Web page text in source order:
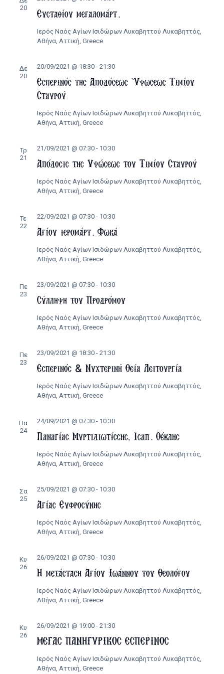
20
Ευσταθίου μεγαλομάρτ.
Ιερός Ναός Αγίων Ισιδώρων Λυκαβηττού Λυκαβηττός,
Αθήνα, Αττική, Greece
Δε
20
Εσπερινός της Αποδόσεως Ύψωσεως Τιμίου
Σταυρού
20/09/2021 @ 18:30- 21:30
Ιερός Ναός Αγίων Ισιδώρων Λυκαβηττού Λυκαβηττός,
Αθήνα, Αττική, Greece
Τρ
21
Απόδοσις της Υψώσεως του Τιμίου Σταυρού
21/09/2021 @ 07:30- 10:30
Ιερός Ναός Αγίων Ισιδώρων Λυκαβηττού Λυκαβηττός,
Αθήνα, Αττική, Greece
Τε
22
Αγίου ιερομάρτ. Φωκά
22/09/2021 @ 07:30- 10:30
Ιερός Ναός Αγίων Ισιδώρων Λυκαβηττού Λυκαβηττός,
Αθήνα, Αττική, Greece
Πε
23
Σύλληψη του Προδρόμου
23/09/2021 @ 07:30- 10:30
Ιερός Ναός Αγίων Ισιδώρων Λυκαβηττού Λυκαβηττός,
Αθήνα, Αττική, Greece
Πε
23
Εσπερινός & Νυχτερινή Θεία Λειτουργία
23/09/2021 @ 18:30- 21:30
Ιερός Ναός Αγίων Ισιδώρων Λυκαβηττού Λυκαβηττός,
Αθήνα, Αττική, Greece
Πα
24
Παναγίας Μυρτιδιωτίσσης, Ισαπ. Θέκλης
24/09/2021 @ 07:30- 10:30
Ιερός Ναός Αγίων Ισιδώρων Λυκαβηττού Λυκαβηττός,
Αθήνα, Αττική, Greece
Σα
25
Αγίας Ευφροσύνης
25/09/2021 @ 07:30- 10:30
Ιερός Ναός Αγίων Ισιδώρων Λυκαβηττού Λυκαβηττός,
Αθήνα, Αττική, Greece
Κυ
26
Η μετάσταση Αγίου Ιωάννου του Θεολόγου
26/09/2021 @ 07:30- 10:30
Ιερός Ναός Αγίων Ισιδώρων Λυκαβηττού Λυκαβηττός,
Αθήνα, Αττική, Greece
Κυ
26
ΜΕΓΑΣ ΠΑΝΗΓΥΡΙΚΟΣ ΕΣΠΕΡΙΝΟΣ
26/09/2021 @ 19:00- 21:30
Ιερός Ναός Αγίων Ισιδώρων Λυκαβηττού Λυκαβηττός,
Αθήνα, Αττική, Greece